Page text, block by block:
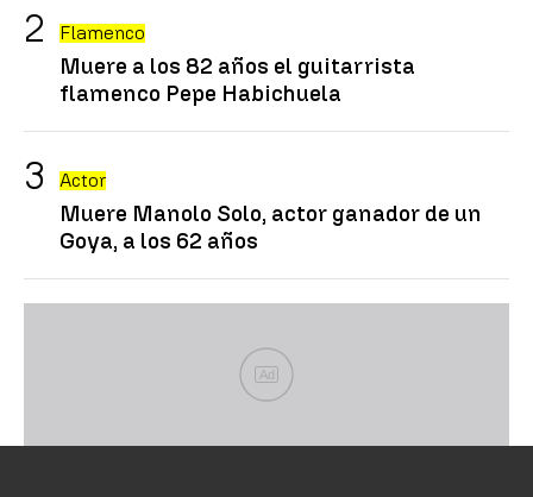
Flamenco
Muere a los 82 años el guitarrista
flamenco Pepe Habichuela
Actor
Muere Manolo Solo, actor ganador de un
Goya, a los 62 años
Ad